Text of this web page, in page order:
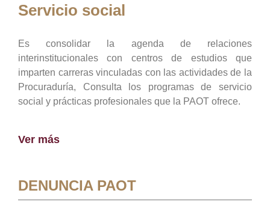
Servicio social
Es consolidar la agenda de relaciones
interinstitucionales con centros de estudios que
imparten carreras vinculadas con las actividades de la
Procuraduría, Consulta los programas de servicio
social y prácticas profesionales que la PAOT ofrece.
Ver más
DENUNCIA PAOT